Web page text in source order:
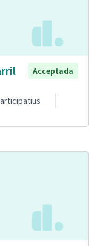
Acceptada